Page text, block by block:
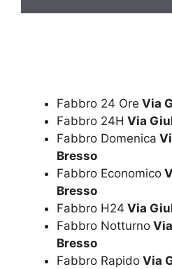
Fabbro 24 Ore Via
Fabbro 24H Via
Fabbro Domenica
Bresso
Fabbro Economico
Bresso
Fabbro H24 Via
Fabbro Notturno
Bresso
Fabbro Rapido Via